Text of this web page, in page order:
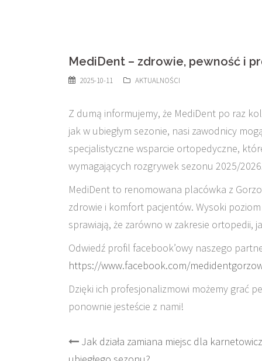
MediDent – zdrowie, pewność i
2025-10-11 AKTUALNOŚCI
Z dumą informujemy, że MediDent po raz
jak w ubiegłym sezonie, nasi zawodnicy
specjalistyczne wsparcie ortopedyczne,
wymagających rozgrywek sezonu 2025/
MediDent to renomowana placówka z
zdrowie i komfort pacjentów. Wysoki
sprawiają, że zarówno w zakresie ortopedii,
Odwiedź profil facebook’owy naszego
https://www.facebook.com/
Dzięki ich profesjonalizmowi możemy grać
ponownie jesteście z nami!
Post
Jak działa zamiana miejsc dla